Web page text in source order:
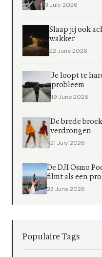
3 July 2026
Slaap jij ook
wakker
22 June 2026
Je loopt te
probleem
19 June 2026
De brede
verdrongen
21 July 2026
De DJI Osmo
filmt als een pro
23 June 2026
Populaire Tags